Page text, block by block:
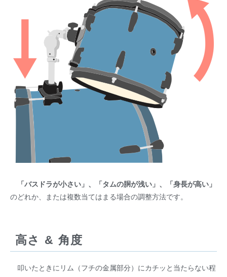
「バスドラが小さい」、「タムの胴が浅い」、「身長が高い」
のどれか、または複数当てはまる場合の調整方法です。
高さ & 角度
叩いたときにリム（フチの金属部分）にカチッと当たらない程